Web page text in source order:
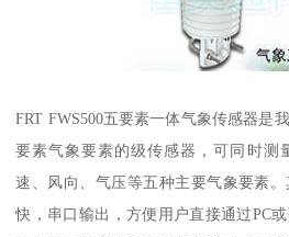
FRT FWS500五要素一体气象传感器是
要素气象要素的级传感器，可同时测
速、风向、气压等五种主要气象要素
快，串口输出，方便用户直接通过PC